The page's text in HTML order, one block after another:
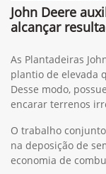
John Deere
alcançar
As Plantadeiras
plantio de elevada
Desse modo,
encarar terrenos
O trabalho
na deposição de
economia de